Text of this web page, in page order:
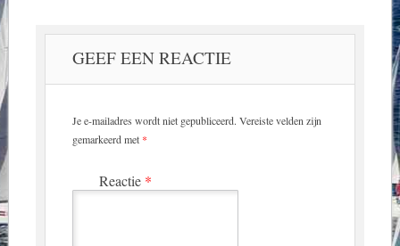
GEEF EEN REACTIE
Je e-mailadres wordt niet gepubliceerd. Vereiste velden zijn
gemarkeerd met *
Reactie *